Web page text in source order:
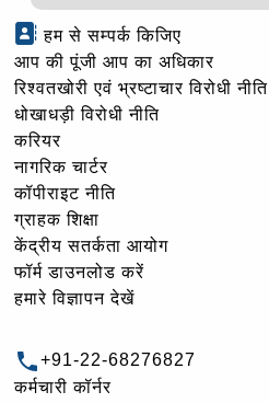
हम से सम्पर्क किजिए
आप की पूंजी आप का अधिकार
रिश्वतखोरी एवं भ्रष्टाचार विरोधी नीति
धोखाधड़ी विरोधी नीति
करियर
नागरिक चार्टर
कॉपीराइट नीति
ग्राहक शिक्षा
केंद्रीय सतर्कता आयोग
फॉर्म डाउनलोड करें
हमारे विज्ञापन देखें
+91-22-68276827
कर्मचारी कॉर्नर